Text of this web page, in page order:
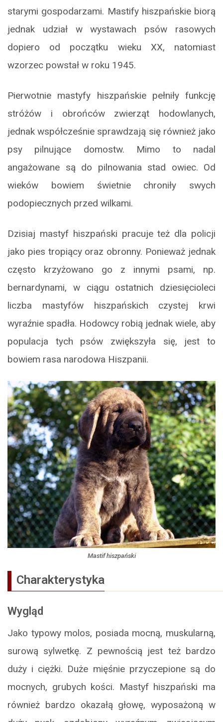
starymi gospodarzami. Mastify hiszpańskie biorą
jednak udział w wystawach psów rasowych
dopiero od początku wieku XX, natomiast
wzorzec powstał w roku 1945.
Pierwotnie mastyfy hiszpańskie pełniły funkcję
stróżów i obrońców zwierząt hodowlanych,
jednak współcześnie sprawdzają się również jako
psy pilnujące domostw. Mimo to nadal
angażowane są do pilnowania stad owiec. Od
wieków bowiem świetnie chroniły swych
podopiecznych przed wilkami.
Dzisiaj mastyf hiszpański pracuje też dla policji
jako pies tropiący oraz obronny. Ponieważ jednak
często krzyżowano go z innymi psami, np.
bernardynami, w ciągu ostatnich dziesięcioleci
liczba mastyfów hiszpańskich czystej krwi
wyraźnie spadła. Hodowcy robią jednak wiele, aby
populacja tych psów zwiększyła się, jest to
bowiem rasa narodowa Hiszpanii.
Mastif hiszpański
Charakterystyka
Wygląd
Jako typowy molos, posiada mocną, muskularną,
surową sylwetkę. Z pewnością jest też bardzo
duży i ciężki. Duże mięśnie przyczepione są do
mocnych, grubych kości. Mastyf hiszpański ma
również bardzo okazałą głowę, wyposażoną w